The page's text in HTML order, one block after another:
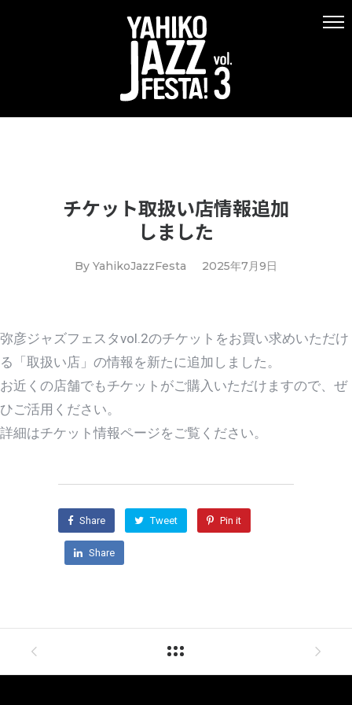
チケット取扱い店情報追加
しました
By YahikoJazzFesta 2025年7月9日
弥彦ジャズフェスタvol.2のチケットをお買い求めいただけ
る「取扱い店」の情報を新たに追加しました。
お近くの店舗でもチケットがご購入いただけますので、ぜ
ひご活用ください。
詳細はチケット情報ページをご覧ください。
Share Tweet Pin it
Share